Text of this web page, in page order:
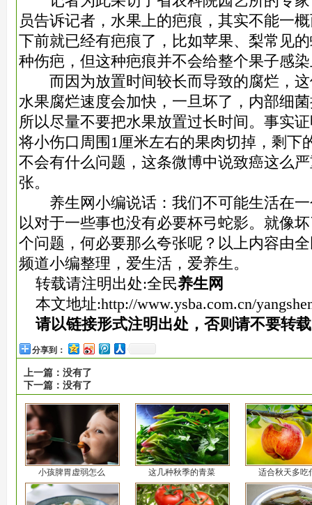
员告诉记者，水果上的疤痕，其实不能一
下前就已经有疤痕了，比如苹果、梨常见
种伤疤，但这种疤痕并不会给整个果子感
而因为放置时间较长而导致的腐烂，这
水果腐烂速度会加快，一旦坏了，内部细
所以尽量不要把水果放置过长时间。事实
将小伤口周围1厘米左右的果肉切掉，剩下
不会有什么问题，这条微博中说致癌这么
张。
养生网小编说话：我们不可能生活在一
以对于一些事也没有必要杯弓蛇影。就像
个问题，何必要那么夸张呢？以上内容由
频道小编整理，爱生活，爱养生。
转载请注明出处:全民养生网
本文地址:http://www.ysba.com.cn/
请以链接形式注明出处，否则请不要转
分享到：
上一篇： 没有了
下一篇： 没有了
小孩脾胃虚弱怎么 这几种秋季的青菜 适合秋天多吃